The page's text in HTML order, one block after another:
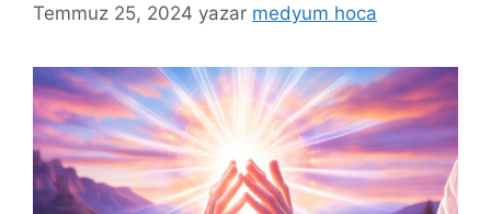
Temmuz 25, 2024 yazar medyum hoca